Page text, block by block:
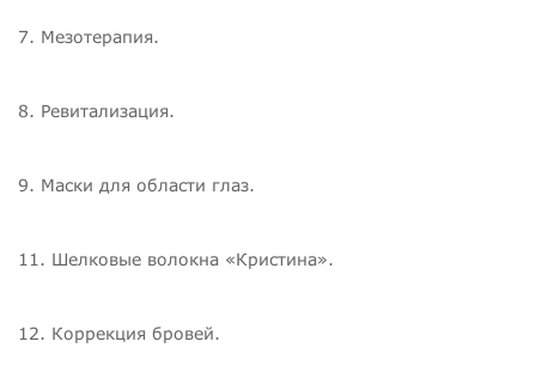
7. Мезотерапия.
8. Ревитализация.
9. Маски для области глаз.
11. Шелковые волокна «Кристина».
12. Коррекция бровей.